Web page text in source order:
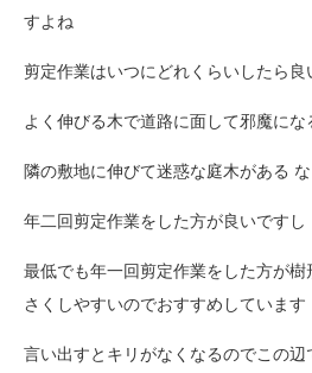
すよね
剪定作業はいつにどれくらいしたら
よく伸びる木で道路に面して邪魔にな
隣の敷地に伸びて迷惑な庭木がある
年二回剪定作業をした方が良いですし
最低でも年一回剪定作業をした方が
さくしやすいのでおすすめしています
言い出すとキリがなくなるのでこの辺